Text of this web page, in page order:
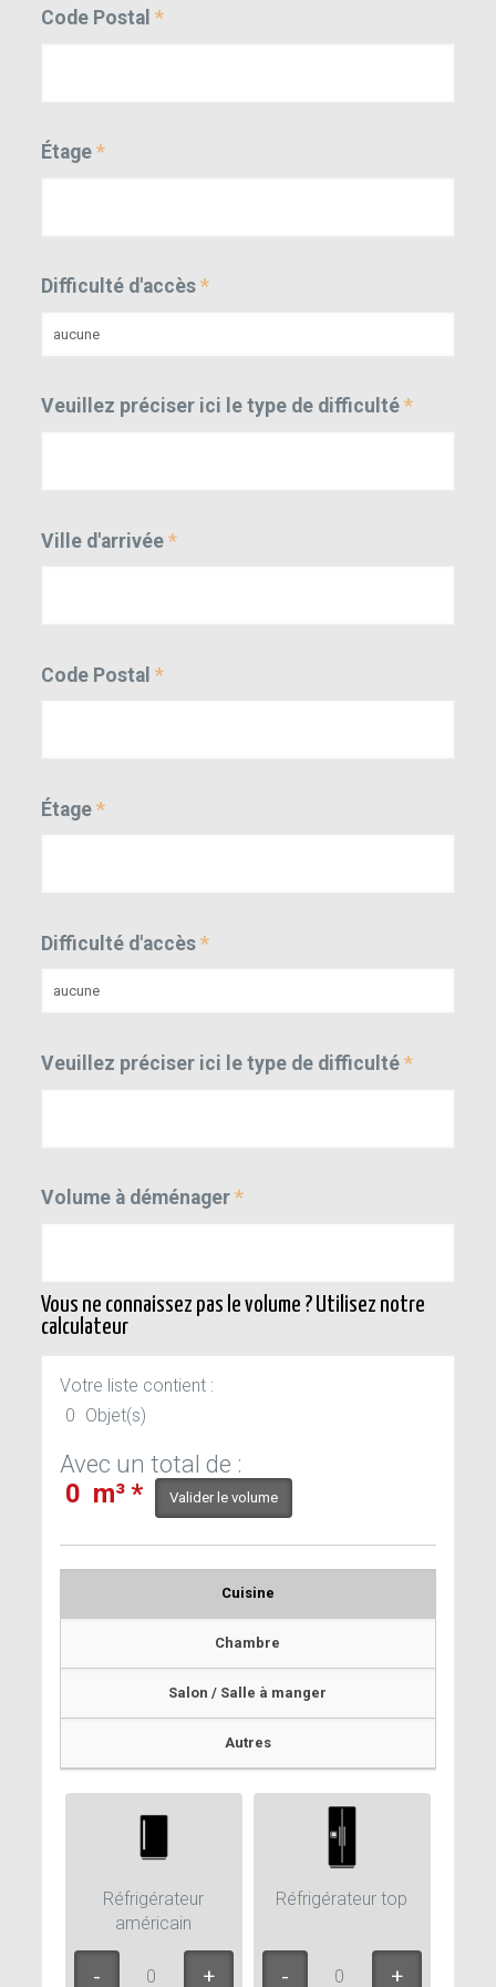
Code Postal *
Étage *
Difficulté d'accès *
Veuillez préciser ici le type de difficulté *
Ville d'arrivée *
Code Postal *
Étage *
Difficulté d'accès *
Veuillez préciser ici le type de difficulté *
Volume à déménager *
Vous ne connaissez pas le volume ? Utilisez notre
calculateur
Cuisine
Chambre
Salon / Salle à manger
Autres
Réfrigérateur
américain
0
Réfrigérateur top
0
Votre liste contient :
0 Objet(s)
Avec un total de :
0 m³*